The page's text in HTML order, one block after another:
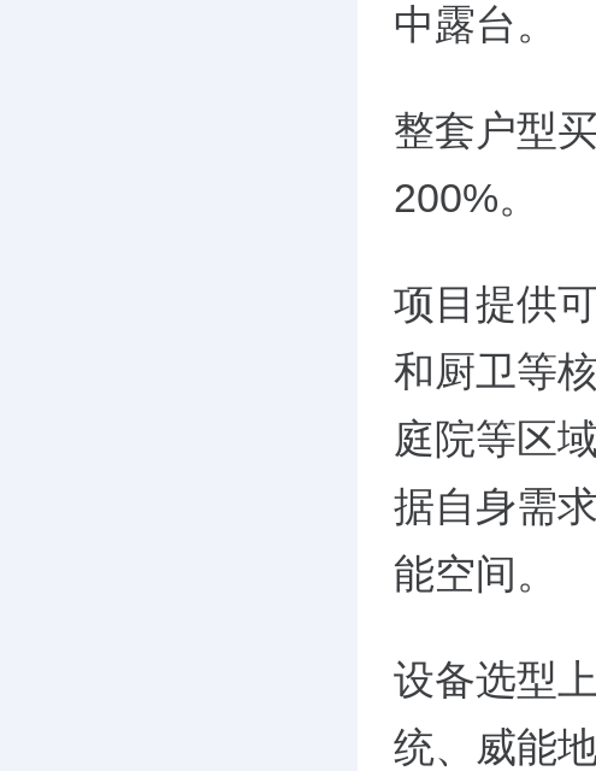
中露台。
整套户型
200%。
项目提供
和厨卫等
庭院等区
据自身需
能空间。
设备选型
统、威能